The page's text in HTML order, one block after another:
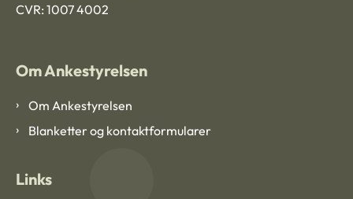
CVR: 1007 4002
Om Ankestyrelsen
Om Ankestyrelsen
Blanketter og kontaktformularer
Links